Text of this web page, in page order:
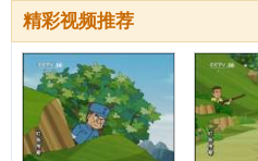
精彩视频推荐